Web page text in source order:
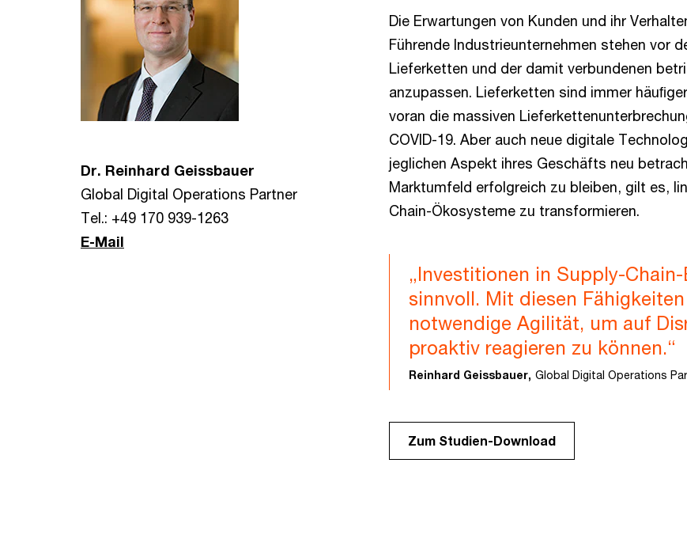
Dr. Reinhard Geissbauer
Global Digital Operations Partner
Tel.: +49 170 939-1263
E-Mail
Die Erwartungen von Kunden und ihr
Führende Industrieunternehmen stehen vor
Lieferketten und der damit verbundenen
anzupassen. Lieferketten sind immer
voran die massiven
COVID-19. Aber auch neue digitale
jeglichen Aspekt ihres Geschäfts neu
Marktumfeld erfolgreich zu bleiben, gilt es,
Chain-Ökosysteme zu transformieren.
„Investitionen in Supply-
sinnvoll. Mit diesen
notwendige Agilität, um auf
proaktiv reagieren zu können.“
Reinhard Geissbauer, Global Digital Operations
Zum Studien-Download